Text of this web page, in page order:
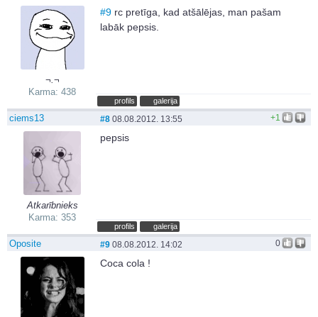
¬.¬
Karma: 438
#9 rc pretīga, kad atšālējas, man pašam
labāk pepsis.
profils galerija
ciems13
Atkarībnieks
Karma: 353
+1
#8 08.08.2012. 13:55
pepsis
profils galerija
Oposite 0
#9 08.08.2012. 14:02
Coca cola !